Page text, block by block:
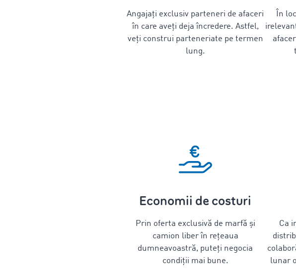
Angajați exclusiv parteneri de afaceri
în care aveți deja încredere. Astfel,
veți construi parteneriate pe termen
lung.
În
Economii de costuri
Prin oferta exclusivă de marfă și
camion liber în rețeaua
dumneavoastră, puteți negocia
condiții mai bune.
Ca
lunar